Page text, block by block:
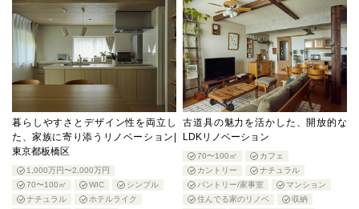
暮らしやすさとデザイン性を両立し
た、家族に寄り添うリノベーション|
東京都板橋区
1,000万円〜2,000万円
70〜100㎡
WIC
シンプル
ナチュラル
ホテルライク
古道具の魅力を活かした、開放的な
LDKリノベーション
70〜100㎡
カフェ
カントリー
ナチュラル
パントリー/家事室
マンション
住んでる家のリノベ
収納